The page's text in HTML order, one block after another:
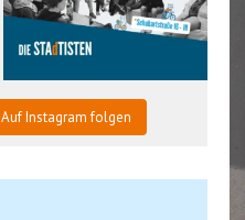
Auf Instagram folgen